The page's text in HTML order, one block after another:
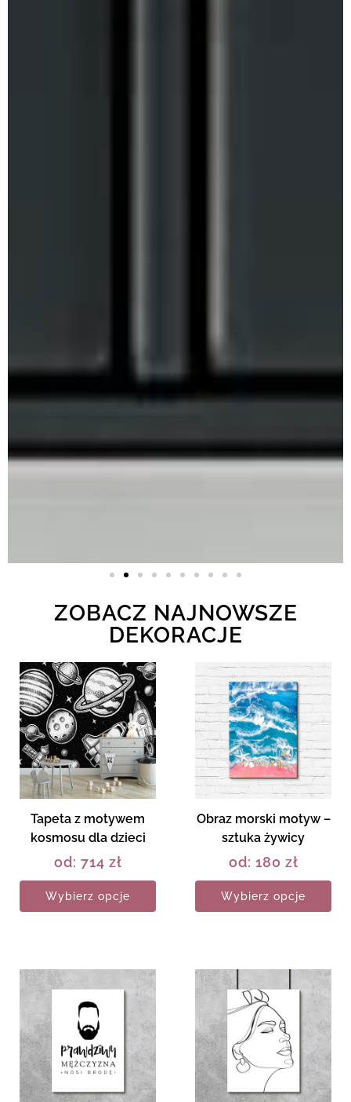
ZOBACZ NAJNOWSZE
DEKORACJE
Tapeta z motywem
kosmosu dla dzieci
od: 714 zł
Wybierz opcje
Obraz morski motyw –
sztuka żywicy
od: 180 zł
Wybierz opcje